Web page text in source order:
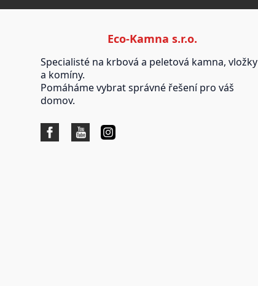
Eco-Kamna s.r.o.
Specialisté na krbová a peletová kamna, vložky
a komíny.
Pomáháme vybrat správné řešení pro váš
domov.